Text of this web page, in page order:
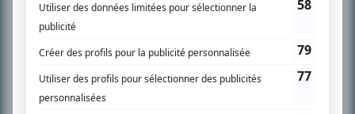
SUR LE RÉSEAU BIZZ MÉDIA